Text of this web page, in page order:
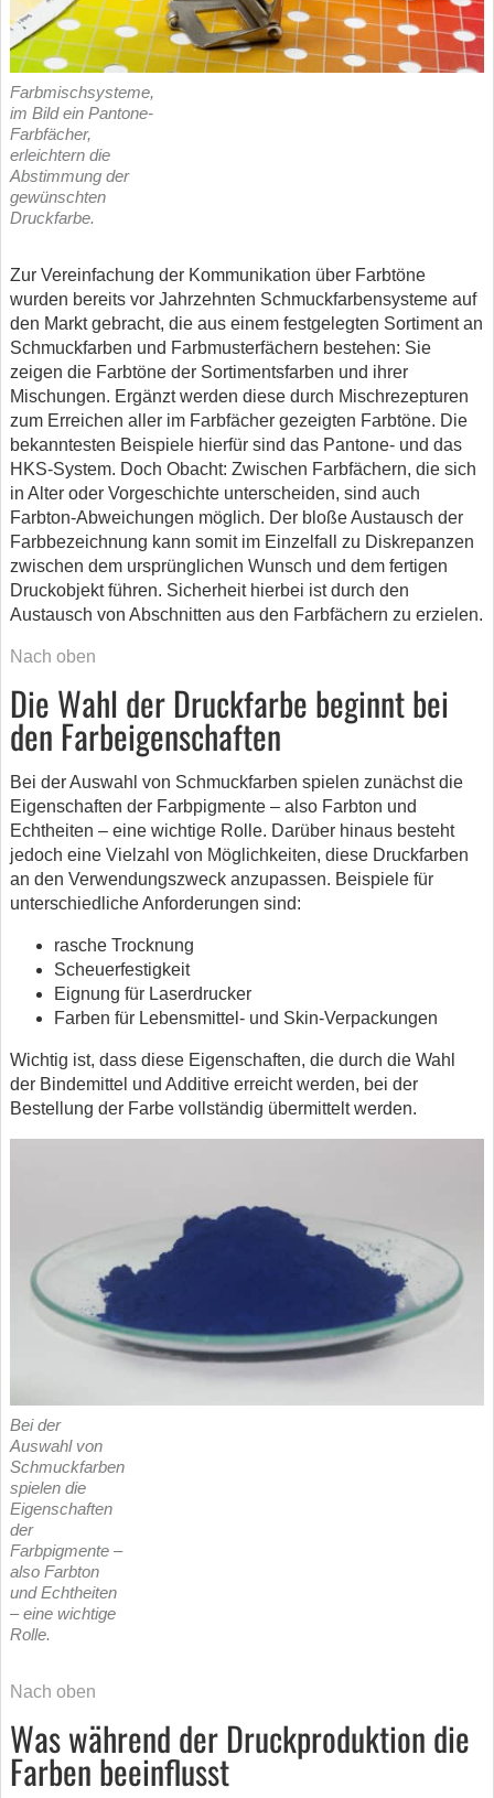
Farbmischsysteme,
im Bild ein Pantone-
Farbfächer,
erleichtern die
Abstimmung der
gewünschten
Druckfarbe.
Zur Vereinfachung der Kommunikation über Farbtöne
wurden bereits vor Jahrzehnten Schmuckfarbensysteme auf
den Markt gebracht, die aus einem festgelegten Sortiment an
Schmuckfarben und Farbmusterfächern bestehen: Sie
zeigen die Farbtöne der Sortimentsfarben und ihrer
Mischungen. Ergänzt werden diese durch Mischrezepturen
zum Erreichen aller im Farbfächer gezeigten Farbtöne. Die
bekanntesten Beispiele hierfür sind das Pantone- und das
HKS-System. Doch Obacht: Zwischen Farbfächern, die sich
in Alter oder Vorgeschichte unterscheiden, sind auch
Farbton-Abweichungen möglich. Der bloße Austausch der
Farbbezeichnung kann somit im Einzelfall zu Diskrepanzen
zwischen dem ursprünglichen Wunsch und dem fertigen
Druckobjekt führen. Sicherheit hierbei ist durch den
Austausch von Abschnitten aus den Farbfächern zu erzielen.
Nach oben
Die Wahl der Druckfarbe beginnt bei
den Farbeigenschaften
Bei der Auswahl von Schmuckfarben spielen zunächst die
Eigenschaften der Farbpigmente – also Farbton und
Echtheiten – eine wichtige Rolle. Darüber hinaus besteht
jedoch eine Vielzahl von Möglichkeiten, diese Druckfarben
an den Verwendungszweck anzupassen. Beispiele für
unterschiedliche Anforderungen sind:
rasche Trocknung
Scheuerfestigkeit
Eignung für Laserdrucker
Farben für Lebensmittel- und Skin-Verpackungen
Wichtig ist, dass diese Eigenschaften, die durch die Wahl
der Bindemittel und Additive erreicht werden, bei der
Bestellung der Farbe vollständig übermittelt werden.
Bei der
Auswahl von
Schmuckfarben
spielen die
Eigenschaften
der
Farbpigmente –
also Farbton
und Echtheiten
– eine wichtige
Rolle.
Nach oben
Was während der Druckproduktion die
Farben beeinflusst